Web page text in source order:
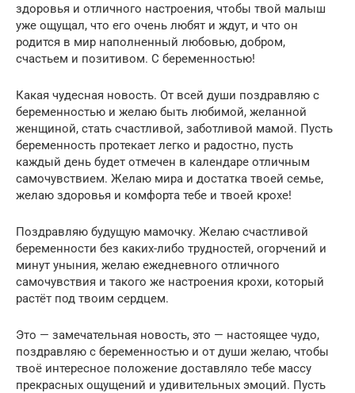
здоровья и отличного настроения, чтобы твой малыш
уже ощущал, что его очень любят и ждут, и что он
родится в мир наполненный любовью, добром,
счастьем и позитивом. С беременностью!
Какая чудесная новость. От всей души поздравляю с
беременностью и желаю быть любимой, желанной
женщиной, стать счастливой, заботливой мамой. Пусть
беременность протекает легко и радостно, пусть
каждый день будет отмечен в календаре отличным
самочувствием. Желаю мира и достатка твоей семье,
желаю здоровья и комфорта тебе и твоей крохе!
Поздравляю будущую мамочку. Желаю счастливой
беременности без каких-либо трудностей, огорчений и
минут уныния, желаю ежедневного отличного
самочувствия и такого же настроения крохи, который
растёт под твоим сердцем.
Это — замечательная новость, это — настоящее чудо,
поздравляю с беременностью и от души желаю, чтобы
твоё интересное положение доставляло тебе массу
прекрасных ощущений и удивительных эмоций. Пусть